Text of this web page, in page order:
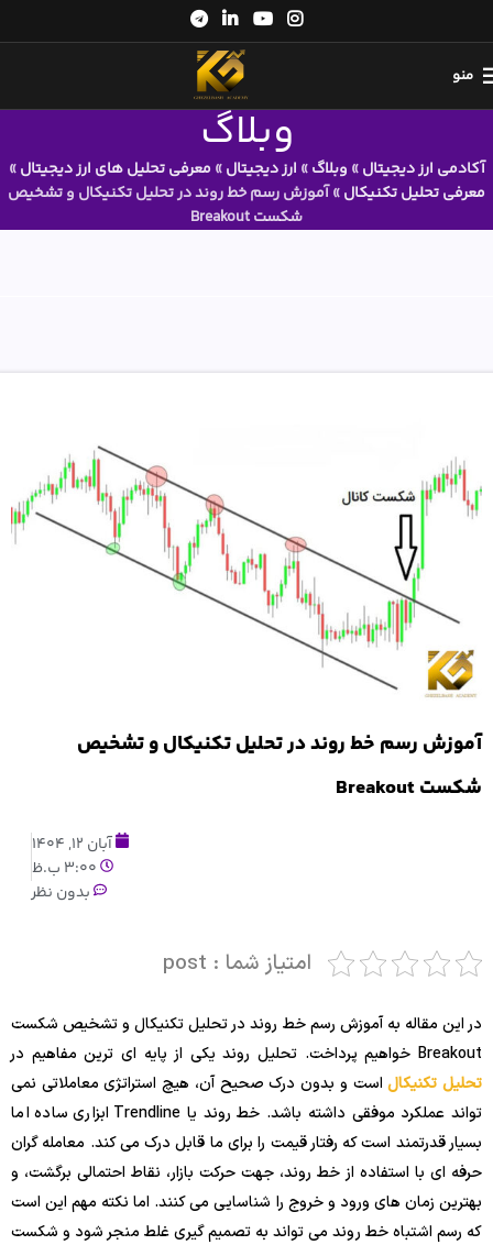
منو
وبلاگ
آکادمی ارز دیجیتال» وبلاگ» ارز دیجیتال» معرفی تحلیل های ارز دیجیتال»
معرفی تحلیل تکنیکال»آموزش رسم خط روند در تحلیل تکنیکال و تشخیص
شکست Breakout
آموزش رسم خط روند در تحلیل تکنیکال و تشخیص
شکست Breakout
آبان 12, 1404
3:00 ب.ظ
بدون نظر
امتیاز شما : post
در این مقاله به آموزش رسم خط روند در تحلیل تکنیکال و تشخیص شکست
Breakout خواهیم پرداخت. تحلیل روند یکی از پایه ای ترین مفاهیم در
تحلیل تکنیکالاست و بدون درک صحیح آن، هیچ استراتژی معاملاتی نمی
تواند عملکرد موفقی داشته باشد. خط روند یا Trendline ابزاری ساده اما
بسیار قدرتمند است که رفتار قیمت را برای ما قابل درک می کند. معامله گران
حرفه ای با استفاده از خط روند، جهت حرکت بازار، نقاط احتمالی برگشت، و
بهترین زمان های ورود و خروج را شناسایی می کنند. اما نکته مهم این است
که رسم اشتباه خط روند می تواند به تصمیم گیری غلط منجر شود و شکست